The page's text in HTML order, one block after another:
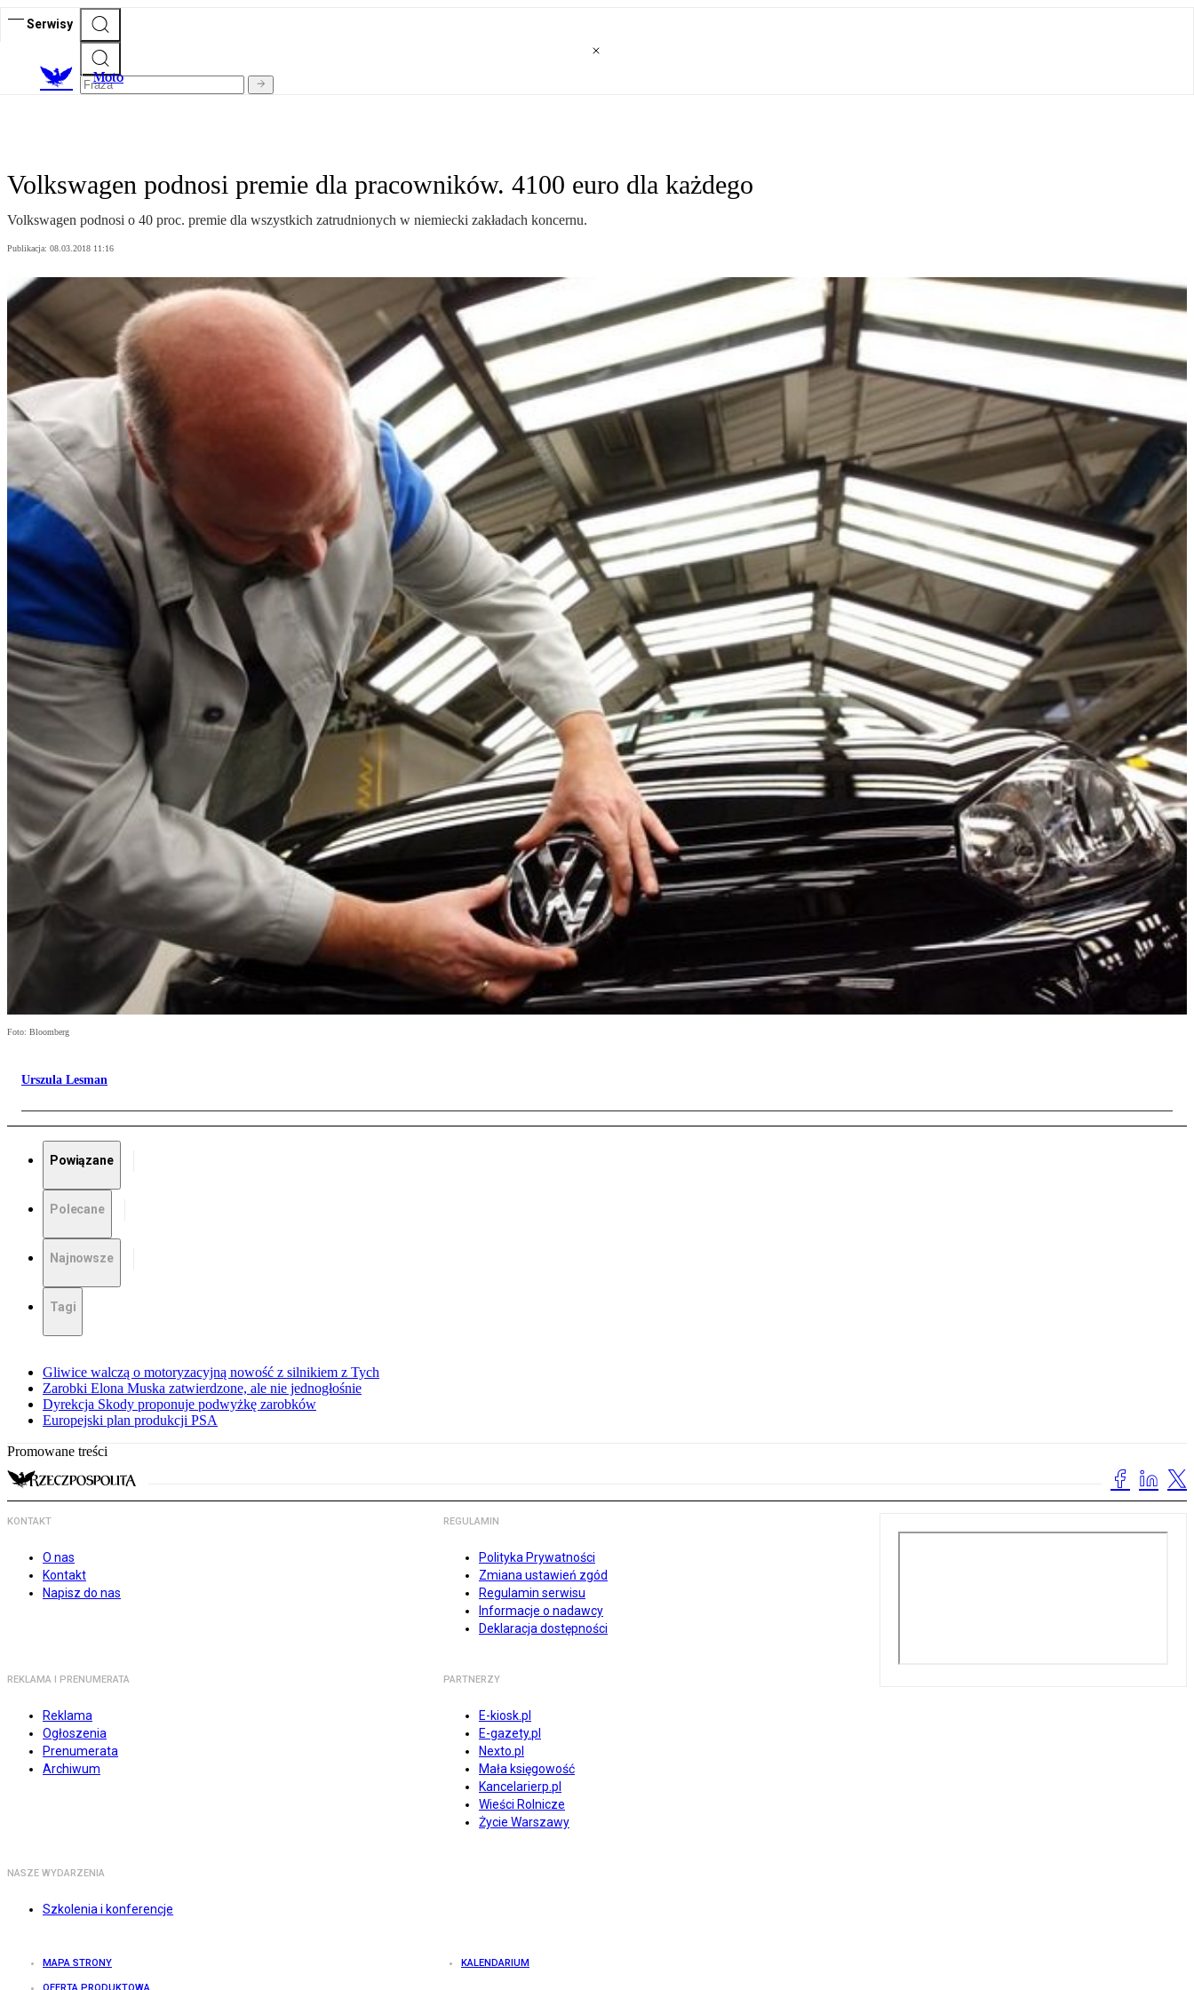
Serwisy
Moto
Volkswagen podnosi premie dla pracowników. 4100 euro dla każdego
Volkswagen podnosi o 40 proc. premie dla wszystkich zatrudnionych w niemiecki zakładach koncernu.
Publikacja: 08.03.2018 11:16
Foto: Bloomberg
Urszula Lesman
Powiązane
Polecane
Najnowsze
Tagi
Gliwice walczą o motoryzacyjną nowość z silnikiem z Tych
Zarobki Elona Muska zatwierdzone, ale nie jednogłośnie
Dyrekcja Skody proponuje podwyżkę zarobków
Europejski plan produkcji PSA
Promowane treści
KONTAKT
O nas
Kontakt
Napisz do nas
REGULAMIN
Polityka Prywatności
Zmiana ustawień zgód
Regulamin serwisu
Informacje o nadawcy
Deklaracja dostępności
REKLAMA I PRENUMERATA
Reklama
Ogłoszenia
Prenumerata
Archiwum
PARTNERZY
E-kiosk.pl
E-gazety.pl
Nexto.pl
Mała księgowość
Kancelarierp.pl
Wieści Rolnicze
Życie Warszawy
NASZE WYDARZENIA
Szkolenia i konferencje
MAPA STRONY KALENDARIUM